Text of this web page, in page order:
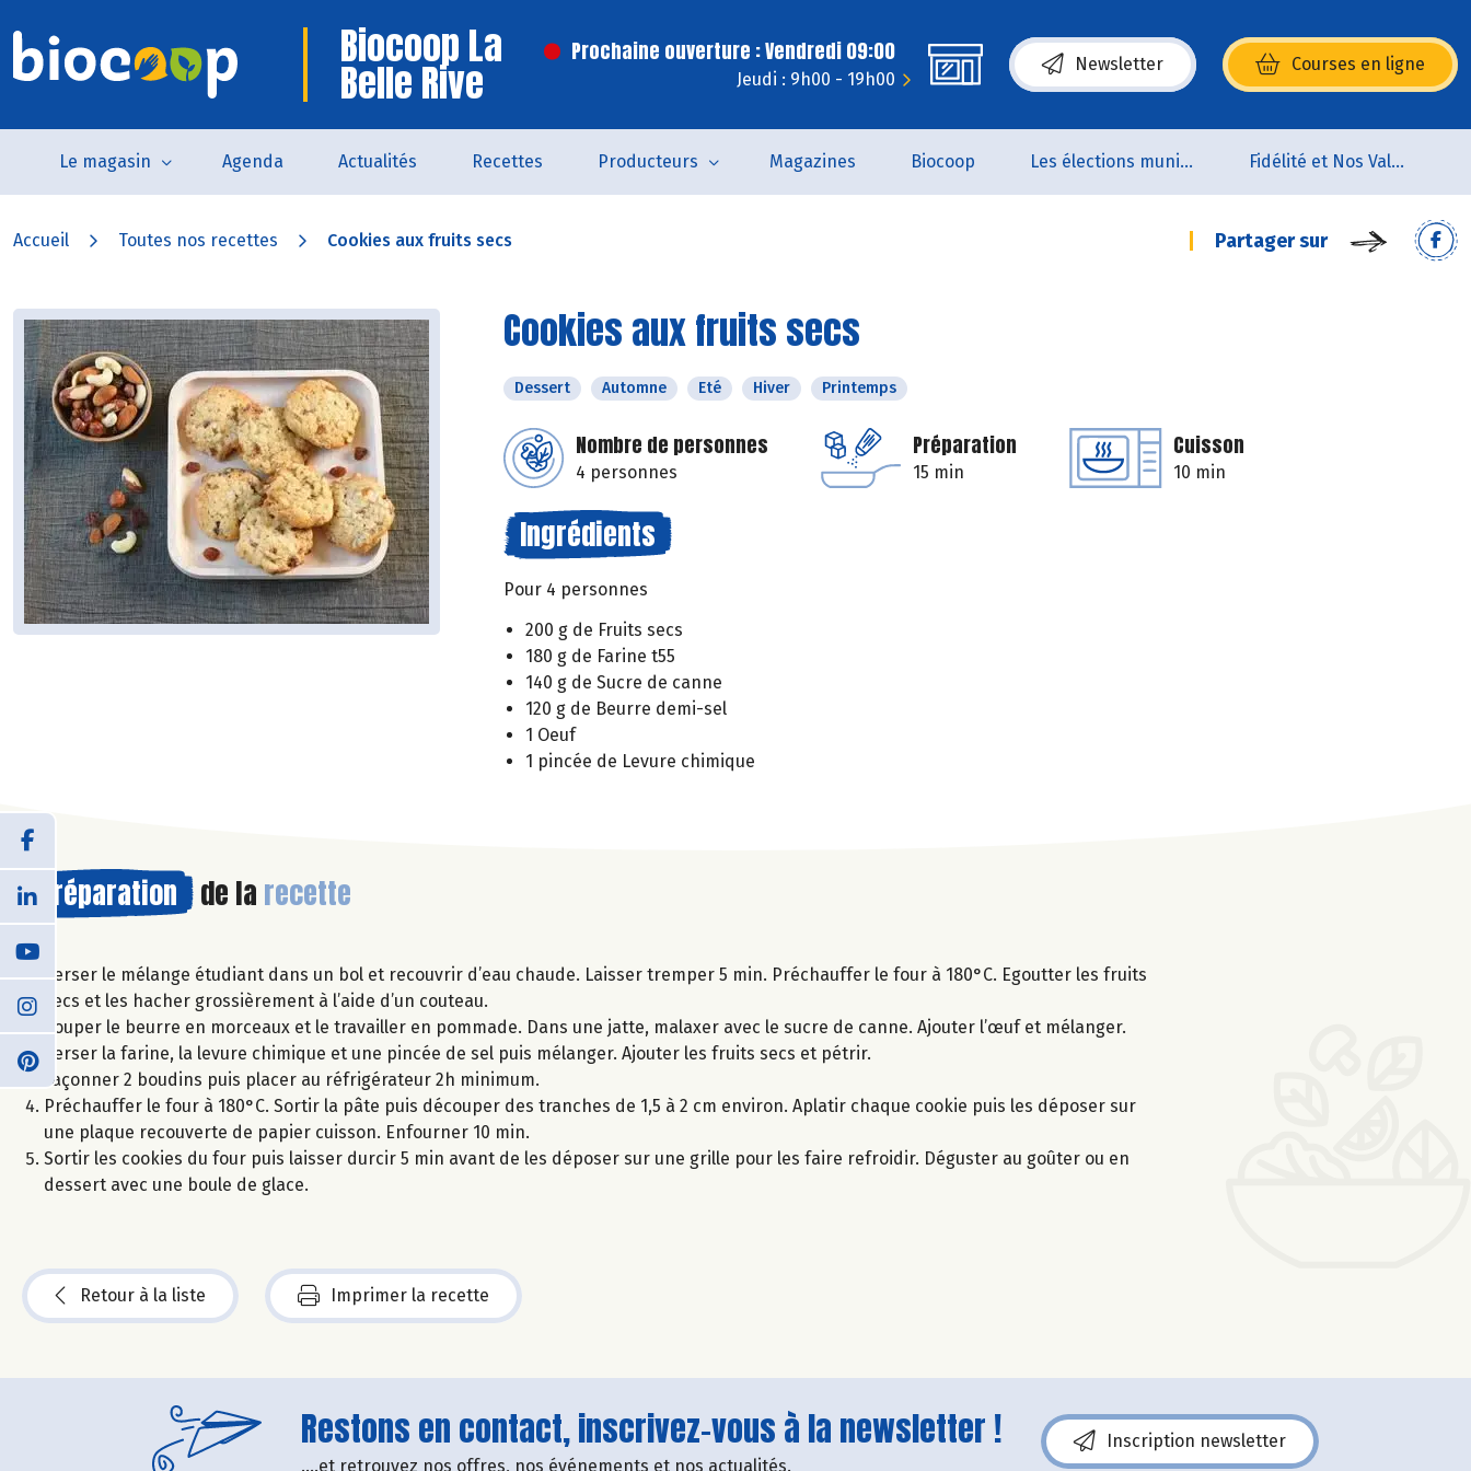
Biocoop La
Belle Rive
Prochaine ouverture : Vendredi 09:00
Jeudi : 9h00 - 19h00
Newsletter Courses en ligne
(s’ouvre dans une nouvelle fenêtre)
Le magasin Agenda Actualités Recettes Producteurs Magazines Biocoop Les élections municipales Fidélité et Nos Valeurs
Accueil Toutes nos recettes Cookies aux fruits secs Partager sur
Cookies aux fruits secs
Dessert Automne Eté Hiver Printemps
Nombre de personnes
4 personnes
Préparation
15 min
Cuisson
10 min
Ingrédients
Pour 4 personnes
200 g de Fruits secs
180 g de Farine t55
140 g de Sucre de canne
120 g de Beurre demi-sel
1 Oeuf
1 pincée de Levure chimique
Préparation de la recette
Verser le mélange étudiant dans un bol et recouvrir d’eau chaude. Laisser tremper 5 min. Préchauffer le four à 180°C. Egoutter les fruits
secs et les hacher grossièrement à l’aide d’un couteau.
Couper le beurre en morceaux et le travailler en pommade. Dans une jatte, malaxer avec le sucre de canne. Ajouter l’œuf et mélanger.
Verser la farine, la levure chimique et une pincée de sel puis mélanger. Ajouter les fruits secs et pétrir.
Façonner 2 boudins puis placer au réfrigérateur 2h minimum.
Préchauffer le four à 180°C. Sortir la pâte puis découper des tranches de 1,5 à 2 cm environ. Aplatir chaque cookie puis les déposer sur
une plaque recouverte de papier cuisson. Enfourner 10 min.
Sortir les cookies du four puis laisser durcir 5 min avant de les déposer sur une grille pour les faire refroidir. Déguster au goûter ou en
dessert avec une boule de glace.
Retour à la liste Imprimer la recette
Restons en contact, inscrivez-vous à la newsletter !
....et retrouvez nos offres, nos événements et nos actualités.
Inscription newsletter